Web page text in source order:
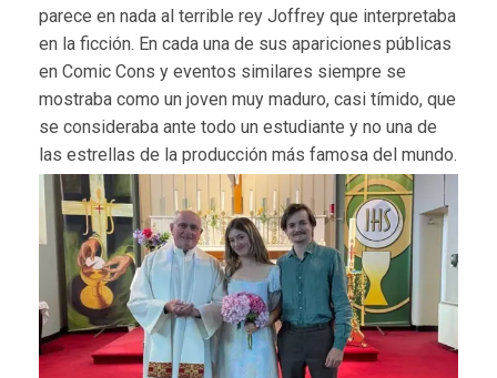
parece en nada al terrible rey Joffrey que interpretaba
en la ficción. En cada una de sus apariciones públicas
en Comic Cons y eventos similares siempre se
mostraba como un joven muy maduro, casi tímido, que
se consideraba ante todo un estudiante y no una de
las estrellas de la producción más famosa del mundo.